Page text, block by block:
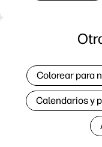
Colorear para
Calendarios y